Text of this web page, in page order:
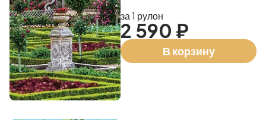
за 1 рулон
2 590 ₽
В корзину